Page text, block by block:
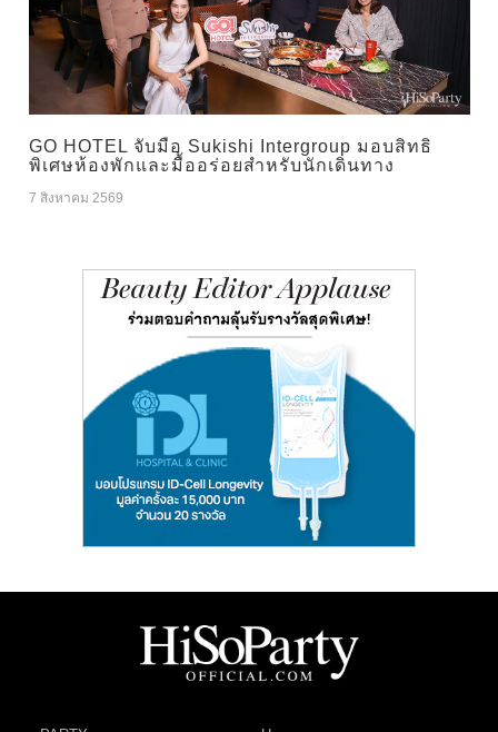
GO HOTEL จับมือ Sukishi Intergroup มอบสิทธิ
พิเศษห้องพักและมื้ออร่อยสำหรับนักเดินทาง
7 สิงหาคม 2569